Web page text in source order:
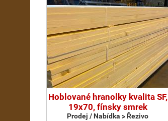
Hoblované hranolky kvalita SF,
19x70, fínsky smrek
Prodej / Nabídka > Řezivo